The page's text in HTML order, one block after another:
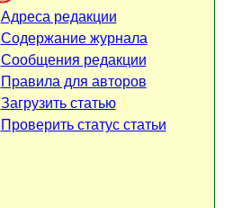
Адреса редакции
Содержание журнала
Сообщения редакции
Правила для авторов
Загрузить статью
Проверить статус статьи